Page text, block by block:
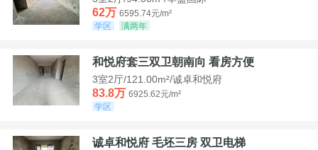
62万 6595.74元/m²
学区
满两年
和悦府套三双卫朝南向 看房方便
3室2厅/121.00m²/诚卓和悦府
83.8万 6925.62元/m²
学区
诚卓和悦府 毛坯三房 双卫电梯